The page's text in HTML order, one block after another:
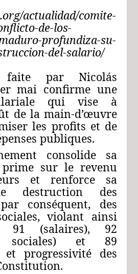
actualidad/comite-
de-los-
profundiza-su-
del-salario/
faite par Nicolás
mai confirme une
qui vise à
de la main-d’œuvre
les profits et de
publiques.
consolide sa
sur le revenu
et renforce sa
destruction des
conséquent, des
violant ainsi
91 (salaires), 92
sociales) et 89
progressivité des